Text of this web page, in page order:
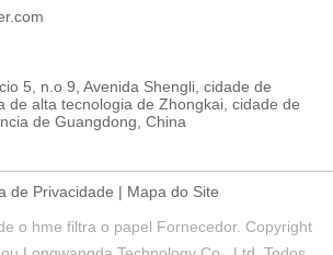
5, n.o 9, Avenida Shengli, cidade de
de alta tecnologia de Zhongkai, cidade de
de Guangdong, China
de Privacidade | Mapa do Site
o hme filtra o papel Fornecedor. Copyright